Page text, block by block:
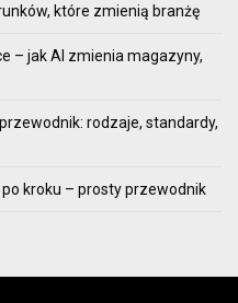
które zmienią branżę
– jak AI zmienia magazyny,
rodzaje, standardy,
kroku – prosty przewodnik